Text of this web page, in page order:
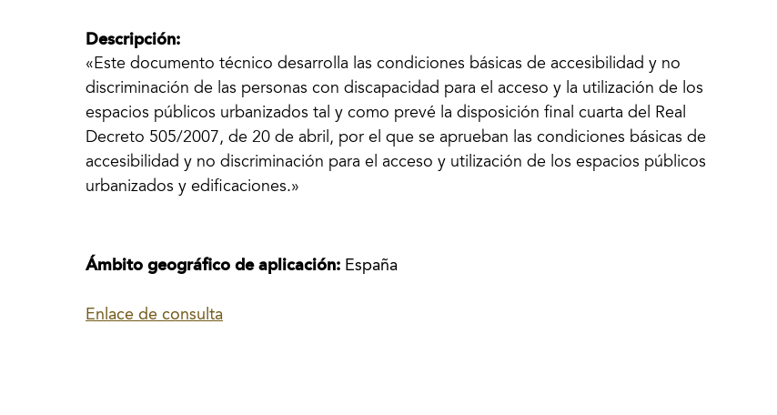
Descripción:
«Este documento técnico desarrolla las condiciones básicas de accesibilidad y no
discriminación de las personas con discapacidad para el acceso y la utilización de los
espacios públicos urbanizados tal y como prevé la disposición final cuarta del Real
Decreto 505/2007, de 20 de abril, por el que se aprueban las condiciones básicas de
accesibilidad y no discriminación para el acceso y utilización de los espacios públicos
urbanizados y edificaciones.»
Ámbito geográfico de aplicación: España
Enlace de consulta